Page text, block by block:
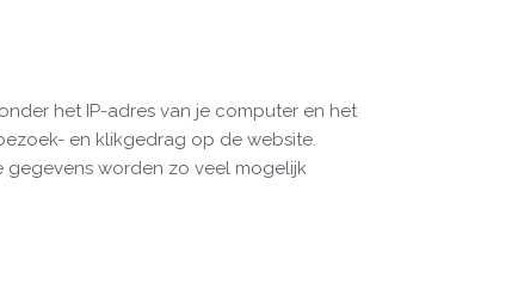
het IP-adres van je computer en het
en klikgedrag op de website.
gegevens worden zo veel mogelijk